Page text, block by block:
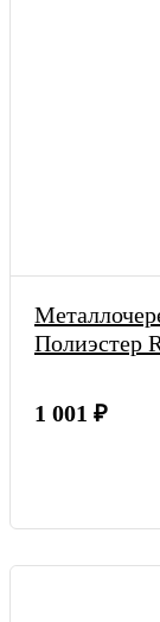
Полиэстер
1 001 ₽